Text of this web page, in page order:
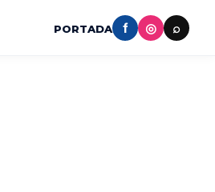
PORTADA f ◎ ⌕